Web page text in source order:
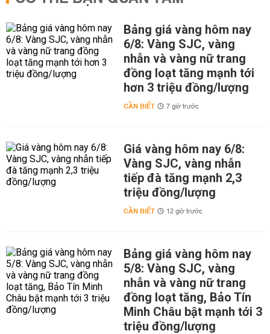
Bảng giá vàng hôm nay
6/8: Vàng SJC, vàng
nhẫn và vàng nữ trang
đồng loạt tăng mạnh tới
hơn 3 triệu đồng/lượng
CẦN BIẾT 7 giờ trước
Giá vàng hôm nay 6/8:
Vàng SJC, vàng nhẫn
tiếp đà tăng mạnh 2,3
triệu đồng/lượng
CẦN BIẾT 12 giờ trước
Bảng giá vàng hôm nay
5/8: Vàng SJC, vàng
nhẫn và vàng nữ trang
đồng loạt tăng, Bảo Tín
Minh Châu bật mạnh tới 3
triệu đồng/lượng